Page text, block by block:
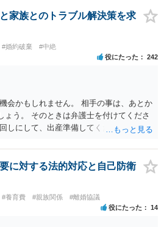
家族とのトラブル解決策を求
#婚約破棄 #中絶
役にたった 242
会かもしれません。 相手の事は、あとか
ょう。 そのときは弁護士を付けてくださ
しにして、出産準備してください。
に対する法的対応と自己防衛
#養育費 #親族関係 #離婚協議
役にたった 14